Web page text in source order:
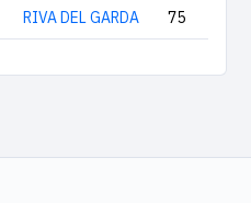
RIVA DEL GARDA 75